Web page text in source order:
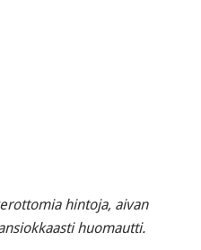
hintoja, aivan
huomautti.